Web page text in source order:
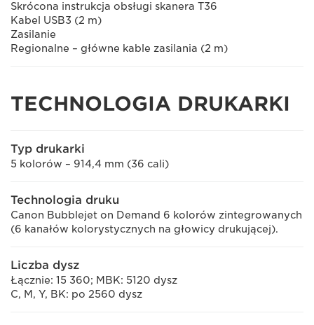
Skrócona instrukcja obsługi skanera T36
Kabel USB3 (2 m)
Zasilanie
Regionalne – główne kable zasilania (2 m)
TECHNOLOGIA DRUKARKI
Typ drukarki
5 kolorów – 914,4 mm (36 cali)
Technologia druku
Canon Bubblejet on Demand 6 kolorów zintegrowanych
(6 kanałów kolorystycznych na głowicy drukującej).
Liczba dysz
Łącznie: 15 360; MBK: 5120 dysz
C, M, Y, BK: po 2560 dysz